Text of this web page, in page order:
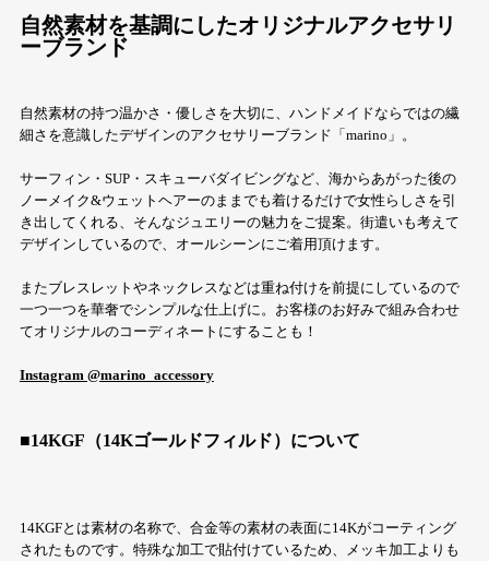
自然素材を基調にしたオリジナルアクセサリ
ーブランド
自然素材の持つ温かさ・優しさを大切に、ハンドメイドならではの繊
細さを意識したデザインのアクセサリーブランド「marino」。
サーフィン・SUP・スキューバダイビングなど、海からあがった後の
ノーメイク&ウェットヘアーのままでも着けるだけで女性らしさを引
き出してくれる、そんなジュエリーの魅力をご提案。街遣いも考えて
デザインしているので、オールシーンにご着用頂けます。
またブレスレットやネックレスなどは重ね付けを前提にしているので
一つ一つを華奢でシンプルな仕上げに。お客様のお好みで組み合わせ
てオリジナルのコーディネートにすることも！
Instagram @marino_accessory
■14KGF（14Kゴールドフィルド）について
14KGFとは素材の名称で、合金等の素材の表面に14Kがコーティング
されたものです。特殊な加工で貼付けているため、メッキ加工よりも